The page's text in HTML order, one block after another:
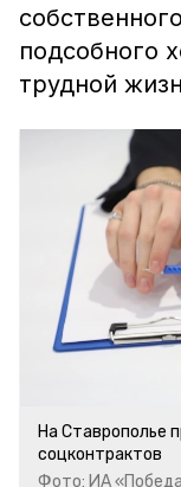
подсобного
трудной
На Ставрополье
соцконтрактов
Фото: ИА